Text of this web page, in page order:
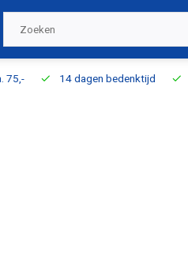
75,- 14 dagen bedenktijd